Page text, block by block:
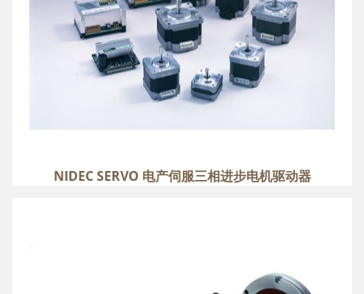
NIDEC SERVO 电产伺服三相进步电机驱动器